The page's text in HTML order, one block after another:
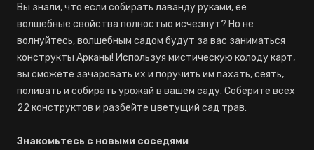
Вы знали, что если собирать лаванду руками, ее
волшебные свойства полностью исчезнут? Но не
волнуйтесь, волшебным садом будут за вас заниматься
конструкты Арканы! Используя мистическую колоду карт,
вы сможете зачаровать их и поручить им пахать, сеять,
поливать и собирать урожай в вашем саду. Соберите всех
22 конструктов и разбейте цветущий сад трав.
Знакомьтесь с новыми соседями